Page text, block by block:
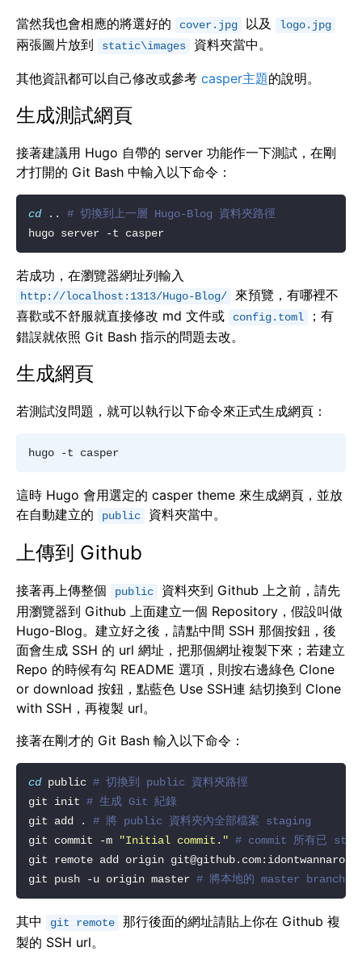
當然我也會相應的將選好的 cover.jpg 以及 logo.jpg
兩張圖片放到 static\images 資料夾當中。
其他資訊都可以自己修改或參考 casper主題的說明。
生成測試網頁
接著建議用 Hugo 自帶的 server 功能作一下測試，在剛
才打開的 Git Bash 中輸入以下命令：
cd .. # 切換到上一層 Hugo-Blog 資料夾路徑
若成功，在瀏覽器網址列輸入
http://localhost:1313/Hugo-Blog/
來預覽，有哪裡不
喜歡或不舒服就直接修改 md 文件或
config.toml
；有
錯誤就依照 Git Bash 指示的問題去改。
生成網頁
若測試沒問題，就可以執行以下命令來正式生成網頁：
這時 Hugo 會用選定的 casper theme 來生成網頁，並放
在自動建立的
public 資料夾當中。
上傳到 Github
接著再上傳整個 public
資料夾到 Github 上之前，請先
用瀏覽器到 Github 上面建立一個 Repository，假設叫做
Hugo-Blog。建立好之後，請點中間 SSH 那個按鈕，後
面會生成 SSH 的 url 網址，把那個網址複製下來；若建立
Repo 的時候有勾 README 選項，則按右邊綠色 Clone
or download 按鈕，點藍色 Use SSH連 結切換到 Clone
with SSH，再複製 url。
接著在剛才的 Git Bash 輸入以下命令：
cd public # 切換到 public 資料夾路徑
git init # 生成 Git 紀錄
git add . # 將 public 資料夾內全部檔案 staging
git commit -m
"Initial commit." # commit 所有已
git remote add origin git@github.com
git push -u origin master # 將本地的 master branch
其中 git remote
那行後面的網址請貼上你在 Github 複
製的 SSH url。